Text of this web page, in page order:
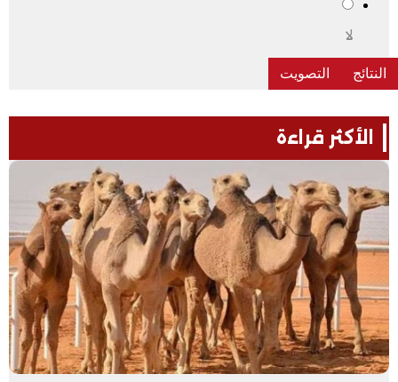
لا
الأكثر قراءة